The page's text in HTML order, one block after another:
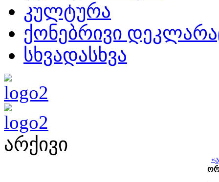
კულტურა
ქონებრივი
სხვადასხვა
არქივი
«